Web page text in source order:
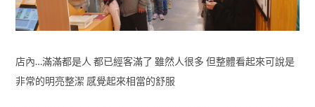
店內…滿滿都是人 都已經客滿了 雖然人很多 但整體看起來可說是
非常的明亮整潔 感覺起來相當的舒服